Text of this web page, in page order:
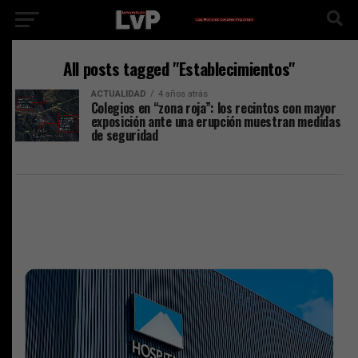
All posts tagged "Establecimientos"
ACTUALIDAD 4 años atrás
Colegios en “zona roja”: los recintos con mayor
exposición ante una erupción muestran medidas
de seguridad